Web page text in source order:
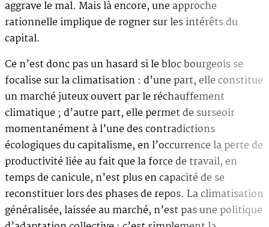
aggrave le mal. Mais là encore, une approche
rationnelle implique de rogner sur les intérêts du
capital.
Ce n’est donc pas un hasard si le bloc bourgeois se
focalise sur la climatisation : d’une part, elle constitue
un marché juteux ouvert par le réchauffement
climatique ; d’autre part, elle permet de surseoir
momentanément à l’une des contradictions
écologiques du capitalisme, en l’occurrence la perte de
productivité liée au fait que la force de travail, en
temps de canicule, n’est plus en capacité de se
reconstituer lors des phases de repos. La climatisation
généralisée, laissée au marché, n’est pas une politique